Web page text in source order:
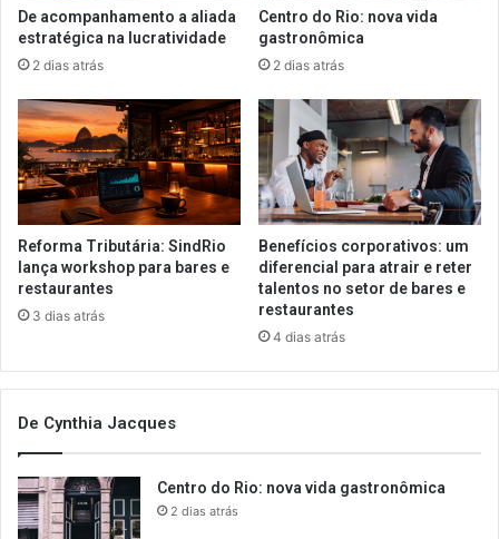
De acompanhamento a aliada
estratégica na lucratividade
2 dias atrás
Centro do Rio: nova vida
gastronômica
2 dias atrás
Reforma Tributária: SindRio
lança workshop para bares e
restaurantes
3 dias atrás
Benefícios corporativos: um
diferencial para atrair e reter
talentos no setor de bares e
restaurantes
4 dias atrás
De Cynthia Jacques
Centro do Rio: nova vida gastronômica
2 dias atrás